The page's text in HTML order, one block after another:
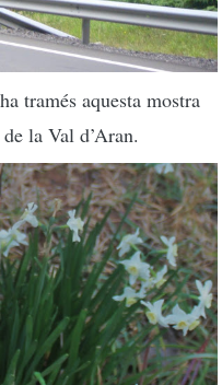
tramés aquesta mostra
la Val d’Aran.